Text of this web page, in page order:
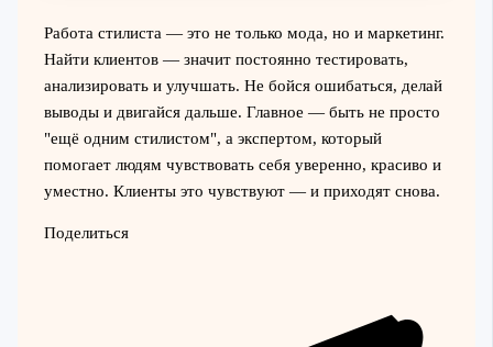
Работа стилиста — это не только мода, но и маркетинг.
Найти клиентов — значит постоянно тестировать,
анализировать и улучшать. Не бойся ошибаться, делай
выводы и двигайся дальше. Главное — быть не просто
"ещё одним стилистом", а экспертом, который
помогает людям чувствовать себя уверенно, красиво и
уместно. Клиенты это чувствуют — и приходят снова.
Поделиться